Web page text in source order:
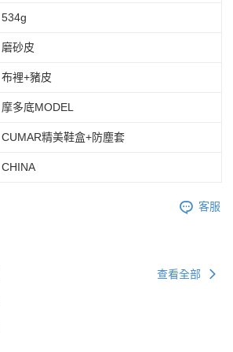
534g
磨砂皮
布裡+豬皮
摩多底MODEL
CUMAR精美鞋盒+防塵套
CHINA
客服
查看全部